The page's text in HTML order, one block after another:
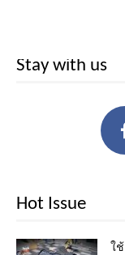
Stay with us
Hot Issue
ใ